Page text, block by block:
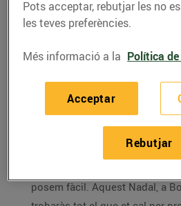
Bonpreu i
Als nostres establiments
tot el que et cal per preparar els
gaudir d’aquestes festes
Tant és si ets dels que els
posem fàcil. Aquest Nadal, a
Pots acceptar, rebutjar les no
les teves preferències.
Més informació a la Política
Rebutjar
Acceptar